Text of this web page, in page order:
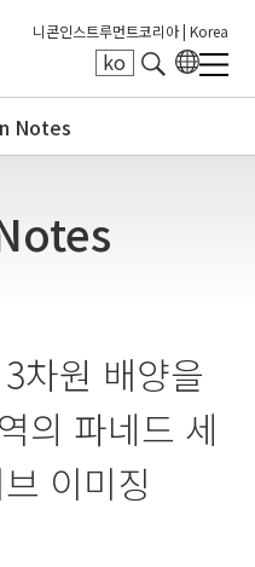
니콘인스트루먼트코리아 | Korea
ko
Notes
차원 배양을
의 파네드 세
이미징